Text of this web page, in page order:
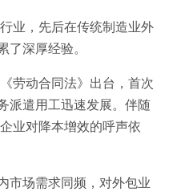
业，先后在传统制造业外
了深厚经验。
劳动合同法》出台，首次
派遣用工迅速发展。伴随
业对降本增效的呼声依
市场需求同频，对外包业